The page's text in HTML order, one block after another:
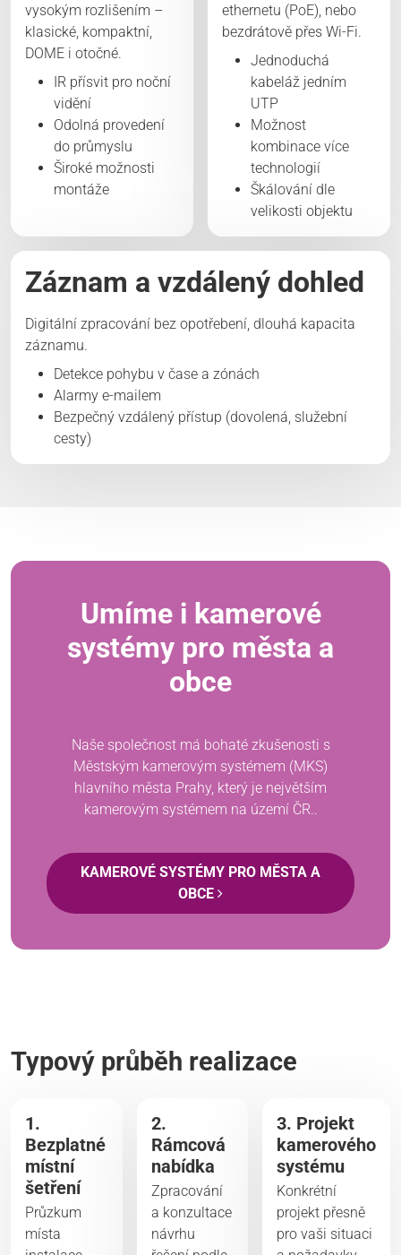
vysokým rozlišením –
klasické, kompaktní,
DOME i otočné.
IR přísvit pro noční
vidění
Odolná provedení
do průmyslu
Široké možnosti
montáže
ethernetu (PoE), nebo
bezdrátově přes Wi-Fi.
Jednoduchá
kabeláž jedním
UTP
Možnost
kombinace více
technologií
Škálování dle
velikosti objektu
Záznam a vzdálený dohled
Digitální zpracování bez opotřebení, dlouhá kapacita
záznamu.
Detekce pohybu v čase a zónách
Alarmy e-mailem
Bezpečný vzdálený přístup (dovolená, služební
cesty)
Umíme i kamerové
systémy pro města a
obce
Naše společnost má bohaté zkušenosti s
Městským kamerovým systémem (MKS)
hlavního města Prahy, který je největším
kamerovým systémem na území ČR..
KAMEROVÉ SYSTÉMY PRO MĚSTA A
OBCE
Typový průběh realizace
1.
Bezplatné
místní
šetření
Průzkum
místa
2.
Rámcová
nabídka
Zpracování
a konzultace
návrhu
3. Projekt
kamerového
systému
Konkrétní
projekt přesně
pro vaši situaci